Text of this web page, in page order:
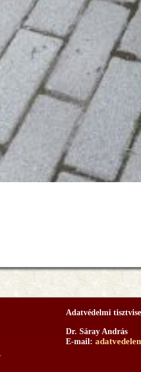
Adatvédelmi
Dr. Sáray András
E-mail: